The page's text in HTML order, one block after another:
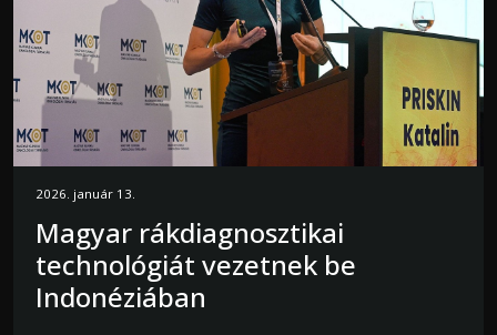
2026. január 13.
Magyar rákdiagnosztikai
technológiát vezetnek be
Indonéziában